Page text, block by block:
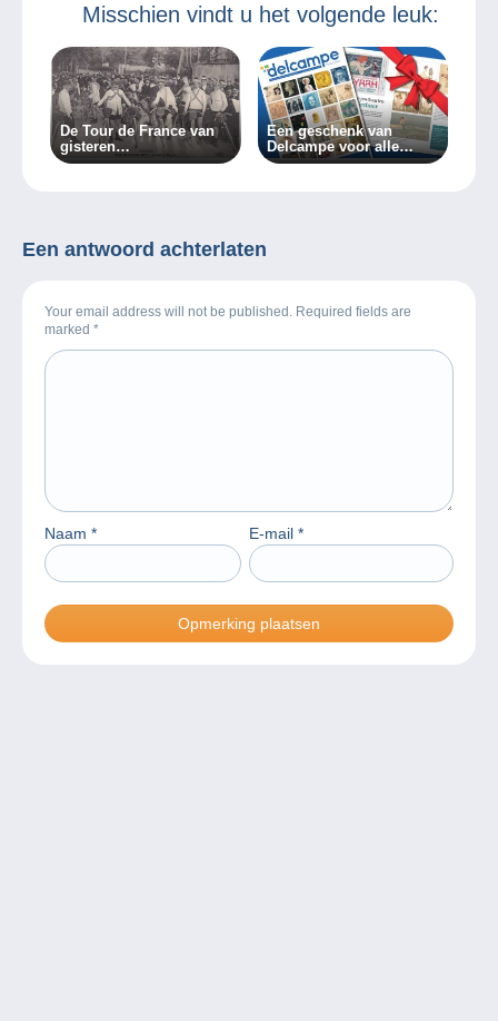
Misschien vindt u het volgende leuk:
De Tour de France van
gisteren…
Een geschenk van
Delcampe voor alle
verzamelaars!
Een antwoord achterlaten
Your email address will not be published. Required fields are
marked *
Naam * E-mail *